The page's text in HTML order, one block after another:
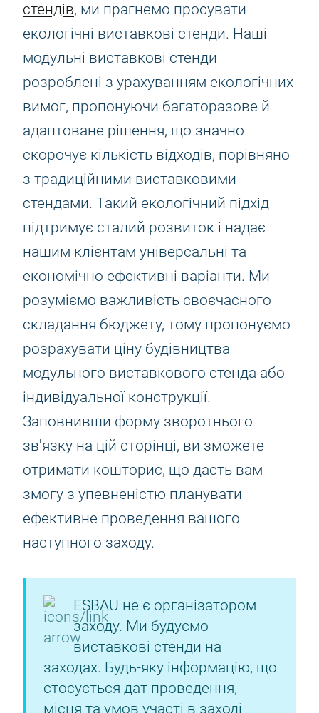
стендів, ми прагнемо просувати
екологічні виставкові стенди. Наші
модульні виставкові стенди
розроблені з урахуванням екологічних
вимог, пропонуючи багаторазове й
адаптоване рішення, що значно
скорочує кількість відходів, порівняно
з традиційними виставковими
стендами. Такий екологічний підхід
підтримує сталий розвиток і надає
нашим клієнтам універсальні та
економічно ефективні варіанти. Ми
розуміємо важливість своєчасного
складання бюджету, тому пропонуємо
розрахувати ціну будівництва
модульного виставкового стенда або
індивідуальної конструкції.
Заповнивши форму зворотнього
зв'язку на цій сторінці, ви зможете
отримати кошторис, що дасть вам
змогу з упевненістю планувати
ефективне проведення вашого
наступного заходу.
ESBAU не є організатором
заходу. Ми будуємо
виставкові стенди на
заходах. Будь-яку інформацію, що
стосується дат проведення,
місця та умов участі в заході